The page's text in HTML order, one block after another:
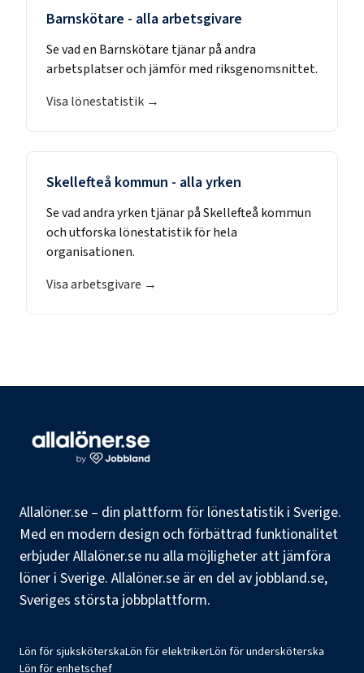
Barnskötare - alla arbetsgivare
Se vad en Barnskötare tjänar på andra
arbetsplatser och jämför med riksgenomsnittet.
Visa lönestatistik →
Skellefteå kommun - alla yrken
Se vad andra yrken tjänar påSkellefteå kommun
och utforska lönestatistik för hela
organisationen.
Visa arbetsgivare →
Allalöner.se – din plattform för lönestatistik i Sverige.
Med en modern design och förbättrad funktionalitet
erbjuder Allalöner.se nu alla möjligheter att jämföra
löner i Sverige. Allalöner.se är en del av jobbland.se,
Sveriges största jobbplattform.
Lön för sjuksköterskaLön för elektrikerLön för undersköterska
Lön för enhetschef